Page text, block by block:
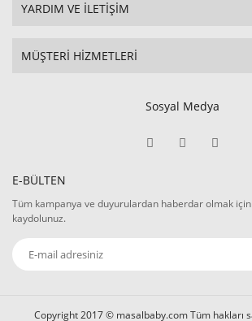
YARDIM VE İLETİŞİM
MÜŞTERİ HİZMETLERİ
Sosyal Medya
E-BÜLTEN
Tüm kampanya ve duyurulardan haberdar olmak
kaydolunuz.
Copyright 2017 © masalbaby.com Tüm hakları